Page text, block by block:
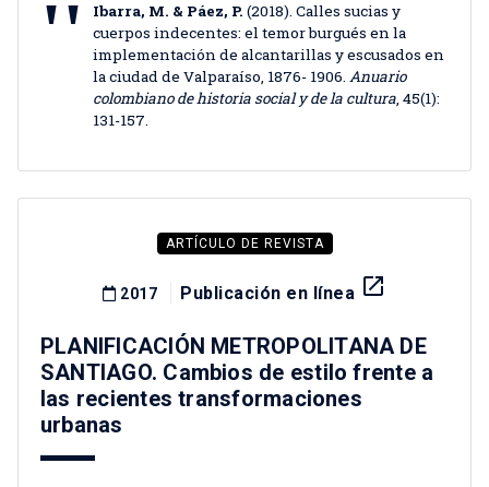
Ibarra, M. & Páez, P. (2018). Calles sucias y
cuerpos indecentes: el temor burgués en la
implementación de alcantarillas y escusados en
la ciudad de Valparaíso, 1876- 1906. Anuario
colombiano de historia social y de la cultura, 45(1):
131-157.
ARTÍCULO DE REVISTA
2017 Publicación en línea launch
PLANIFICACIÓN METROPOLITANA DE
SANTIAGO. Cambios de estilo frente a
las recientes transformaciones
urbanas